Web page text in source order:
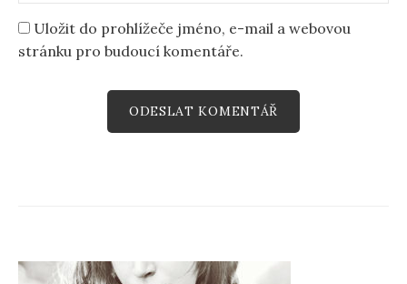
Uložit do prohlížeče jméno, e-mail a webovou
stránku pro budoucí komentáře.